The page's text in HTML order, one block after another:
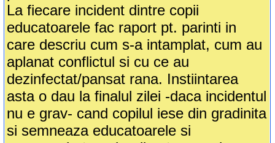
La fiecare incident dintre copii
educatoarele fac raport pt. parinti in
care descriu cum s-a intamplat, cum au
aplanat conflictul si cu ce au
dezinfectat/pansat rana. Instiintarea
asta o dau la finalul zilei -daca incidentul
nu e grav- cand copilul iese din gradinita
si semneaza educatoarele si